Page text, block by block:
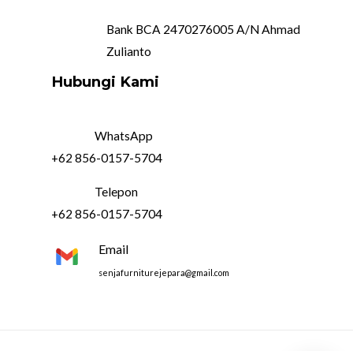
Bank BCA 2470276005 A/N Ahmad
Zulianto
Hubungi Kami
WhatsApp
+62 856-0157-5704
Telepon
+62 856-0157-5704
Email
senjafurniturejepara@gmail.com